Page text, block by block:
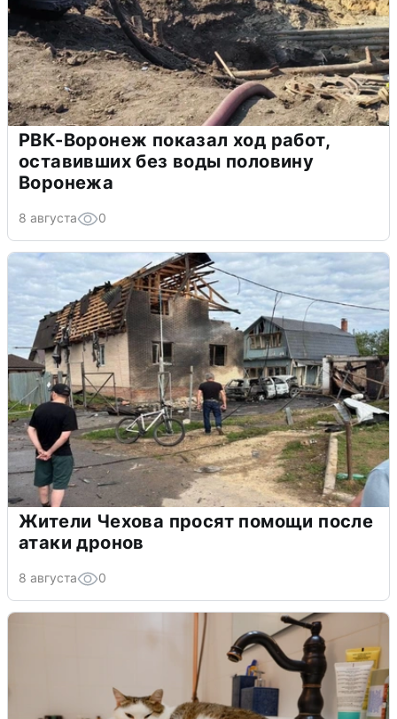
РВК-Воронеж показал ход работ,
оставивших без воды половину
Воронежа
8 августа 0
Жители Чехова просят помощи после
атаки дронов
8 августа 0